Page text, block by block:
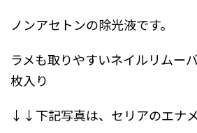
ノンアセトンの除光液です。
ラメも取りやすいネイルリムー
枚入り
↓↓下記写真は、セリアのエナ